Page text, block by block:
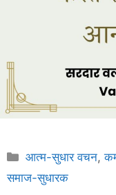
Categories
आत्म-सुधार वचन,
समाज-सुधारक